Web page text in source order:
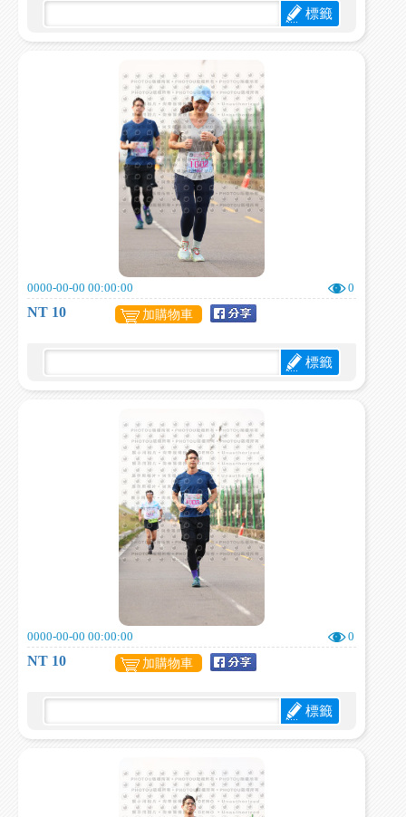
標籤
0000-00-00 00:00:00 0
NT 10 加購物車
標籤
0000-00-00 00:00:00 0
NT 10 加購物車
標籤